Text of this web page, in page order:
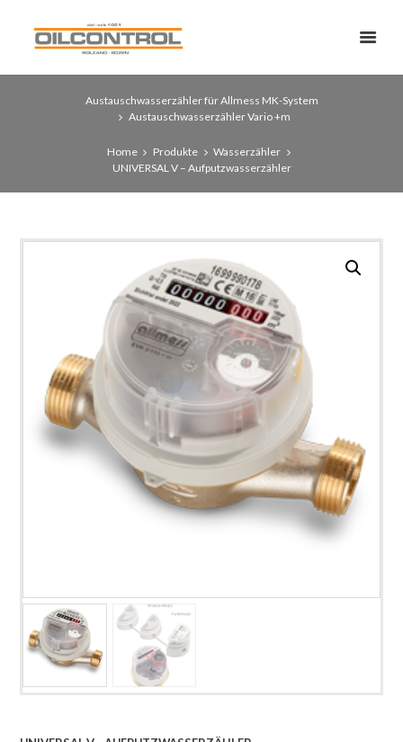
Austauschwasserzähler für Allmess MK-System
Austauschwasserzähler Vario +m
Home Produkte
Wasserzähler
UNIVERSAL V – Aufputzwasserzähler